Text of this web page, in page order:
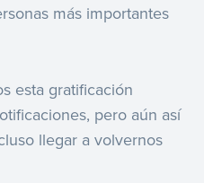
más importantes
esta gratificación
pero aún así
llegar a volvernos